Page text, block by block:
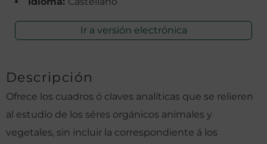
Ir a versión electrónica
Descripción
Ofrece los cuadros ó claves analíticas que se relieren
al estudio de los séres orgánicos animales y
vegetales, sin incluir la correspondiente á los